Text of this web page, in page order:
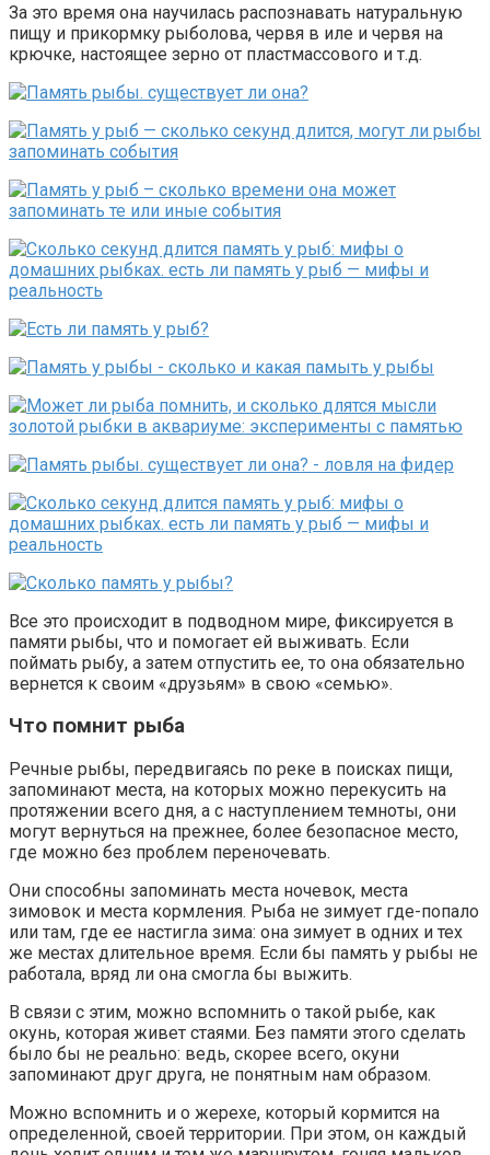
За это время она научилась распознавать натуральную
пищу и прикормку рыболова, червя в иле и червя на
крючке, настоящее зерно от пластмассового и т.д.
Все это происходит в подводном мире, фиксируется в
памяти рыбы, что и помогает ей выживать. Если
поймать рыбу, а затем отпустить ее, то она обязательно
вернется к своим «друзьям» в свою «семью».
Что помнит рыба
Речные рыбы, передвигаясь по реке в поисках пищи,
запоминают места, на которых можно перекусить на
протяжении всего дня, а с наступлением темноты, они
могут вернуться на прежнее, более безопасное место,
где можно без проблем переночевать.
Они способны запоминать места ночевок, места
зимовок и места кормления. Рыба не зимует где-попало
или там, где ее настигла зима: она зимует в одних и тех
же местах длительное время. Если бы память у рыбы не
работала, вряд ли она смогла бы выжить.
В связи с этим, можно вспомнить о такой рыбе, как
окунь, которая живет стаями. Без памяти этого сделать
было бы не реально: ведь, скорее всего, окуни
запоминают друг друга, не понятным нам образом.
Можно вспомнить и о жерехе, который кормится на
определенной, своей территории. При этом, он каждый